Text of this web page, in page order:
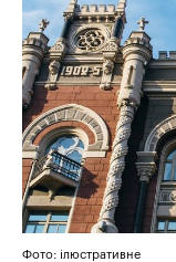
Фото: ілюстративне